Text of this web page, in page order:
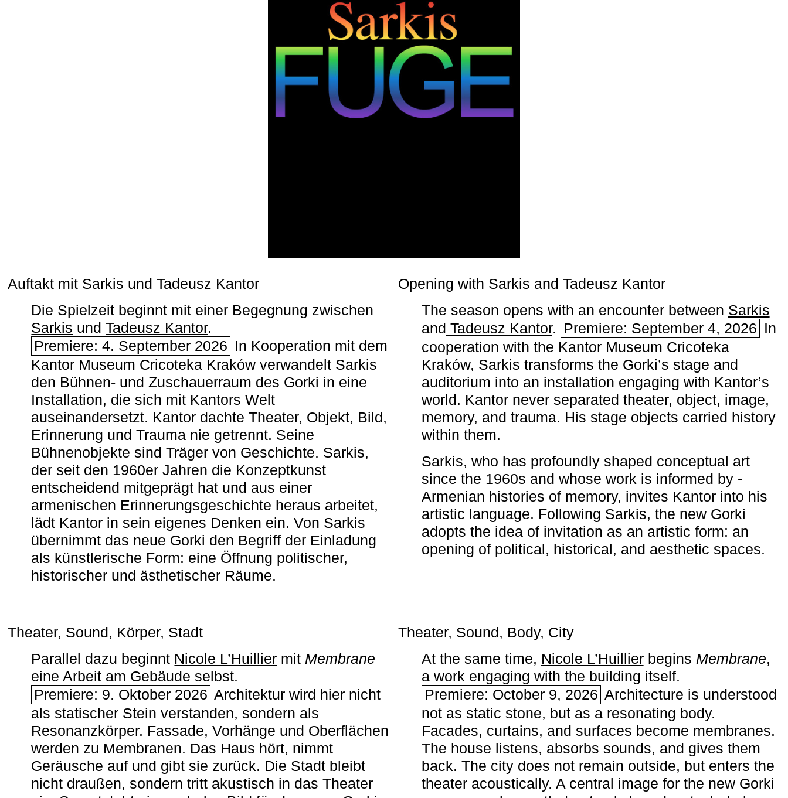
Auftakt mit Sarkis und Tadeusz Kantor
Die Spielzeit beginnt mit einer Begegnung zwischen
Sarkis undTadeusz Kantor.
Premiere: 4. September 2026 In Kooperation mit dem
Kantor Museum Cricoteka Kraków verwandelt Sarkis
den Bühnen- und Zuschauerraum des Gorki in eine
Installation, die sich mit Kantors Welt
auseinandersetzt. Kantor dachte Theater, Objekt, Bild,
Erinnerung und Trauma nie getrennt. Seine
Bühnenobjekte sind Träger von Geschichte. Sarkis,
der seit den 1960er Jahren die Konzeptkunst
entscheidend mitgeprägt hat und aus einer
armenischen ­Erinnerungsgeschichte heraus arbeitet,
lädt Kantor in sein eigenes Denken ein. Von Sarkis
übernimmt das neue Gorki den Begriff der Einladung
als künstlerische Form: eine Öffnung politischer,
historischer und ästhetischer Räume.
Opening with Sarkis and Tadeusz Kantor
The season opens with an encounter between Sarkis
and Tadeusz Kantor. Premiere: September 4, 2026 In
cooperation with the ­Kantor Museum Cricoteka
Kraków, Sarkis transforms the Gorki’s stage and
auditorium into an installation engaging with Kantor’s
world. Kantor never separated theater, object, image,
memory, and trauma. His stage objects carried history
within them.
Sarkis, who has profoundly shaped conceptual art
since the 1960s and whose work is informed by ­
Armenian histories of memory, invites Kantor into his
artistic language. Following Sarkis, the new Gorki
adopts the idea of invitation as an artistic form: an
opening of political, historical, and aesthetic spaces.
Theater, Sound, Körper, Stadt
Parallel dazu beginnt Nicole L’Huillier mit ­ Membrane
eine Arbeit am Gebäude selbst.
Premiere: 9. Oktober 2026 Architektur wird hier nicht
als statischer Stein verstanden, sondern als
Resonanzkörper. Fassade, Vorhänge und Oberflächen
werden zu Membranen. Das Haus hört, nimmt
Geräusche auf und gibt sie zurück. Die Stadt bleibt
nicht draußen, sondern tritt akustisch in das Theater
Theater, Sound, Body, City
At the same time, Nicole L’Huillierbegins ­ Membrane,
a work engaging with the building itself.
Premiere: October 9, 2026 Architecture is understood
not as static stone, but as a resonating body.
Facades, curtains, and surfaces become membranes.
The house listens, absorbs sounds, and gives them
back. The city does not remain outside, but enters the
theater acoustically. A central image for the new Gorki